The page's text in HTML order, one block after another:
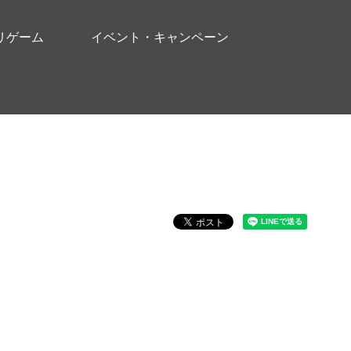
ゲーム イベント・キャンペーン